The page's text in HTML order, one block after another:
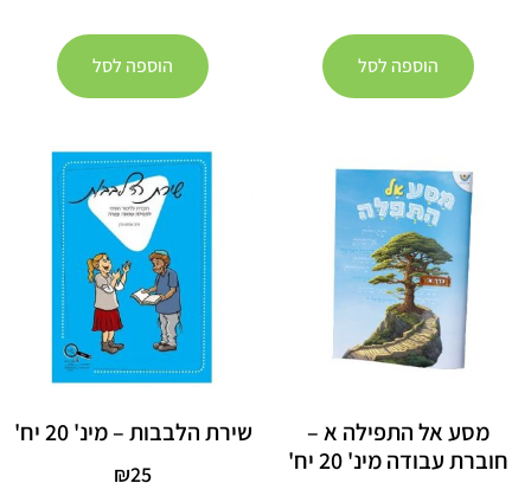
הוספה לסל הוספה לסל
מסע אל התפילה א –
חוברת עבודה מינ' 20 יח'
שירת הלבבות – מינ' 20 יח'
₪25